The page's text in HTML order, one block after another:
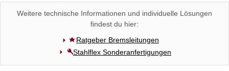
Weitere technische Informationen und individuelle Lösungen
findest du hier:
Ratgeber Bremsleitungen
Stahlflex Sonderanfertigungen